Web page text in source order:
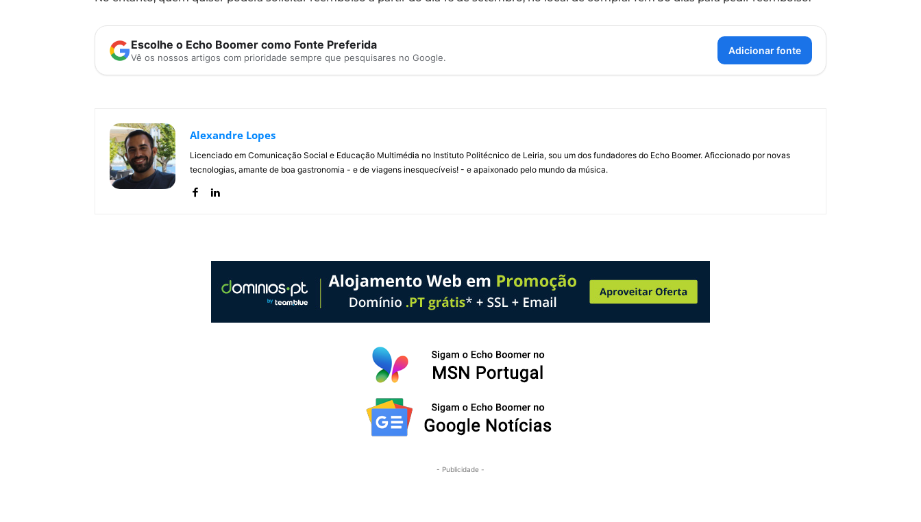
Escolhe o Echo Boomer como Fonte Preferida
Vê os nossos artigos com prioridade sempre que pesquisares no Google.
Adicionar fonte
Alexandre Lopes
Licenciado em Comunicação Social e Educação Multimédia no Instituto Politécnico de Leiria, sou um dos fundadores do Echo Boomer. Aficcionado por novas
tecnologias, amante de boa gastronomia - e de viagens inesquecíveis! - e apaixonado pelo mundo da música.
- Publicidade -